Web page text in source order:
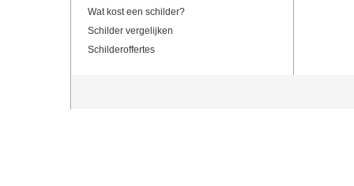
Wat kost een schilder?
Schilder vergelijken
Schilderoffertes